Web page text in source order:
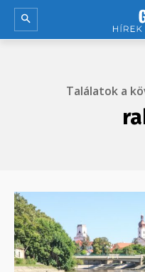
Találatok a